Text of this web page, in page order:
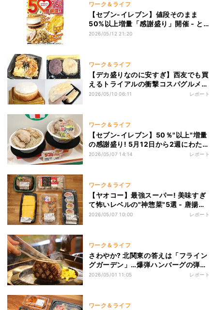
ワーク＆ライフ
【セブン-イレブン】値段そのまま
50%以上増量「感謝盛り」開催 - と
み田監修デカ豚ラーメン、たまごサン
2026/05/12 21:20
ワーク＆ライフ
【デカ盛りなのに安すぎ】西友でも買
えるトライアルの衝撃コスパグルメを
食べてみた - 「玉子サンド」(199
2026/05/10 06:11 レポート
ワーク＆ライフ
【セブン-イレブン】50％"以上"増量
の感謝盛り! 5月12日から2週にわたっ
て創業感謝祭を開催 - 「とみた監修
2026/05/07 14:14 レポート
ワーク＆ライフ
【ヤオコー】最強スーパー! 美味すぎ
て怖いレベルの"神惣菜"5選 - 唐揚
げ、焼売、チャーシュー……食べてみ
2026/05/07 10:00 レポート
ワーク＆ライフ
さわやか? 北関東の答えは「フライン
グガーデン」…爆弾ハンバーグの弾け
る肉汁のライブ感がヤバかった
2026/05/01 11:05 レポート
ワーク＆ライフ